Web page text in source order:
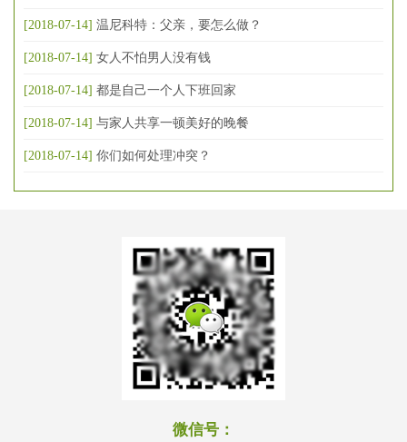
[2018-07-14] 温尼科特：父亲，要怎么做？
[2018-07-14] 女人不怕男人没有钱
[2018-07-14] 都是自己一个人下班回家
[2018-07-14] 与家人共享一顿美好的晚餐
[2018-07-14] 你们如何处理冲突？
微信号：